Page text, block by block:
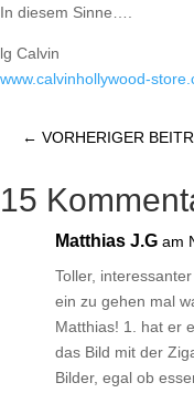
In diesem Sinne….
lg Calvin
www.calvinhollywood-
← VORHERIGER
15
Matthias J.G am
Toller,
ein zu gehen mal
Matthias! 1. hat er
das Bild mit der
Bilder, egal ob